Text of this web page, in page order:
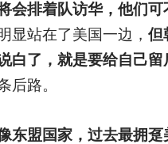
会排着队访华，他们
显站在了美国一边， 但
白了，就是要给自己留
后路。
东盟国家，过去最拥